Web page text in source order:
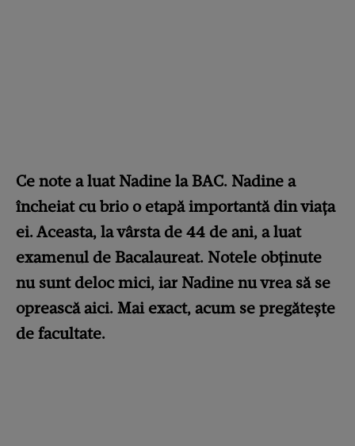
Ce note a luat Nadine la BAC. Nadine a
încheiat cu brio o etapă importantă din viața
ei. Aceasta, la vârsta de 44 de ani, a luat
examenul de Bacalaureat. Notele obținute
nu sunt deloc mici, iar Nadine nu vrea să se
oprească aici. Mai exact, acum se pregătește
de facultate.